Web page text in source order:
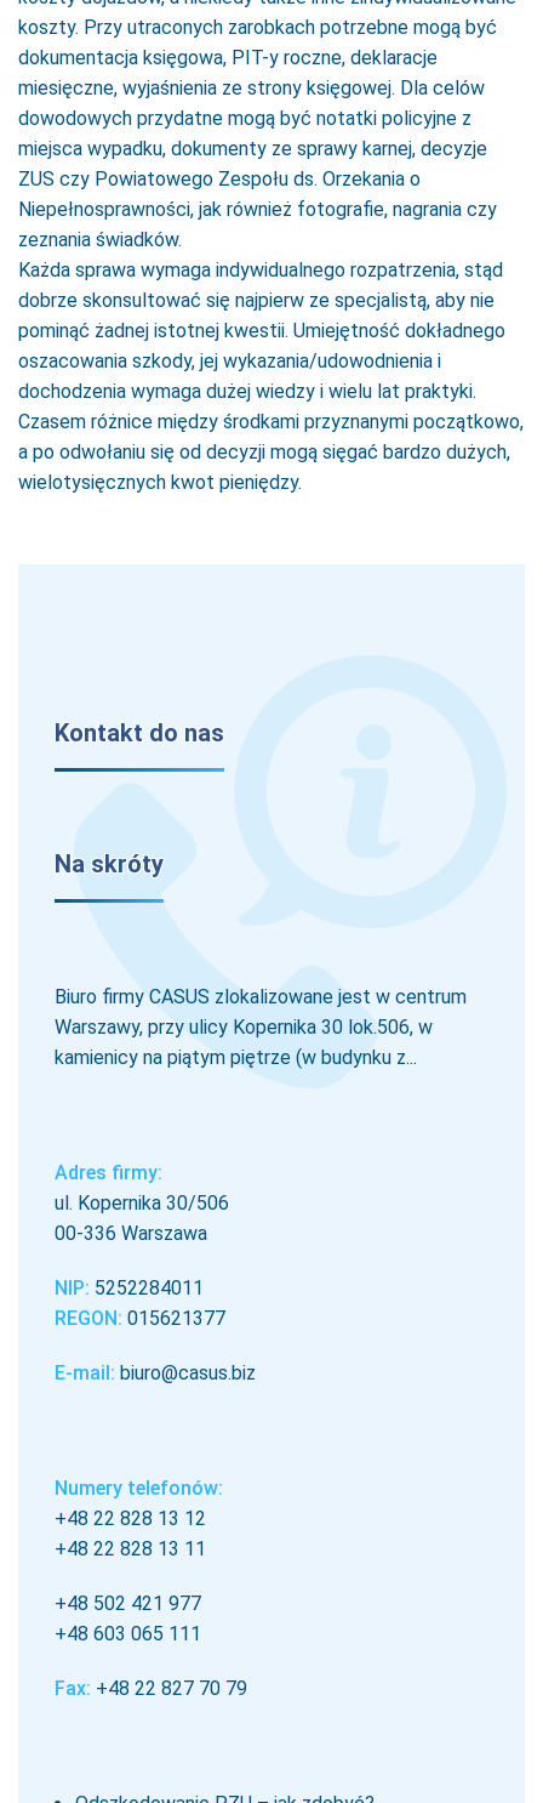
koszty. Przy utraconych zarobkach potrzebne mogą być
dokumentacja księgowa, PIT-y roczne, deklaracje
miesięczne, wyjaśnienia ze strony księgowej. Dla celów
dowodowych przydatne mogą być notatki policyjne z
miejsca wypadku, dokumenty ze sprawy karnej, decyzje
ZUS czy Powiatowego Zespołu ds. Orzekania o
Niepełnosprawności, jak również fotografie, nagrania czy
zeznania świadków.
Każda sprawa wymaga indywidualnego rozpatrzenia, stąd
dobrze skonsultować się najpierw ze specjalistą, aby nie
pominąć żadnej istotnej kwestii. Umiejętność dokładnego
oszacowania szkody, jej wykazania/udowodnienia i
dochodzenia wymaga dużej wiedzy i wielu lat praktyki.
Czasem różnice między środkami przyznanymi początkowo,
a po odwołaniu się od decyzji mogą sięgać bardzo dużych,
wielotysięcznych kwot pieniędzy.
Kontakt do nas
Na skróty
Biuro firmy CASUS zlokalizowane jest w centrum
Warszawy, przy ulicy Kopernika 30 lok.506, w
kamienicy na piątym piętrze (w budynku z...
Adres firmy:
ul. Kopernika 30/506
00-336 Warszawa
NIP: 5252284011
REGON: 015621377
E-mail: biuro@casus.biz
Numery telefonów:
+48 22 828 13 12
+48 22 828 13 11
+48 502 421 977
+48 603 065 111
Fax: +48 22 827 70 79